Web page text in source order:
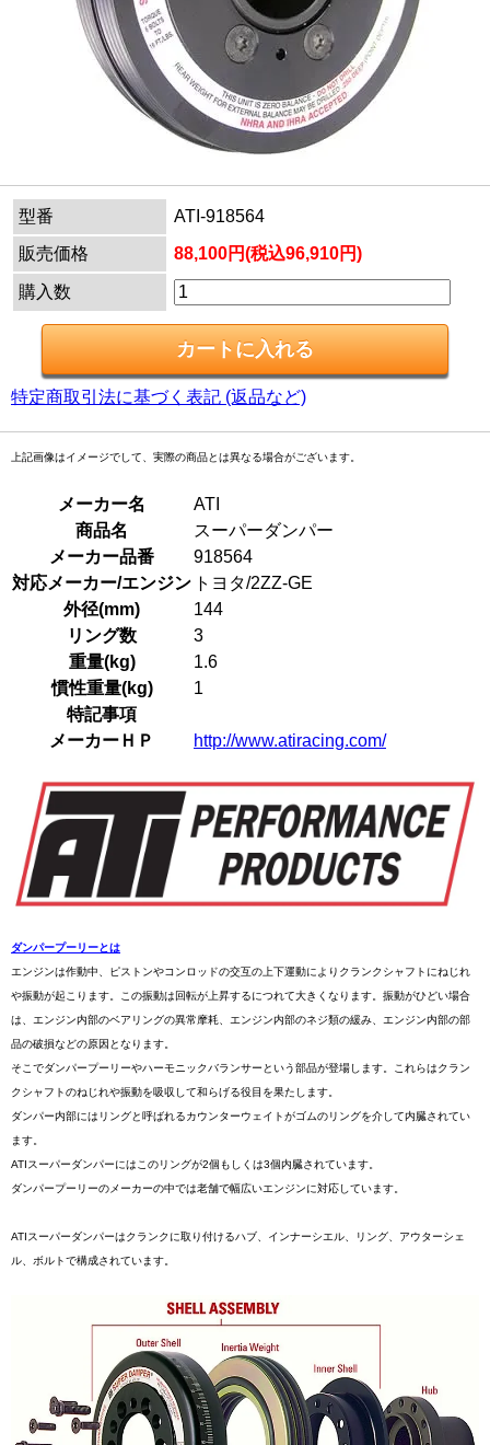
型番
ATI-918564
販売価格
88,100円(税込96,910円)
購入数
特定商取引法に基づく表記 (返品など)
上記画像はイメージでして、実際の商品とは異なる場合がございます。
メーカー名
ATI
商品名
スーパーダンパー
メーカー品番
918564
対応メーカー/エンジン トヨタ/2ZZ-GE
外径(mm)
144
リング数
3
重量(kg)
1.6
慣性重量(kg)
1
特記事項
メーカーＨＰ
http://www.atiracing.com/
ダンパープーリーとは
エンジンは作動中、ピストンやコンロッドの交互の上下運動によりクランクシャフトにねじれ
や振動が起こります。この振動は回転が上昇するにつれて大きくなります。振動がひどい場合
は、エンジン内部のベアリングの異常摩耗、エンジン内部のネジ類の緩み、エンジン内部の部
品の破損などの原因となります。
そこでダンパープーリーやハーモニックバランサーという部品が登場します。これらはクラン
クシャフトのねじれや振動を吸収して和らげる役目を果たします。
ダンパー内部にはリングと呼ばれるカウンターウェイトがゴムのリングを介して内臓されてい
ます。
ATIスーパーダンパーにはこのリングが2個もしくは3個内臓されています。
ダンパープーリーのメーカーの中では老舗で幅広いエンジンに対応しています。
ATIスーパーダンパーはクランクに取り付けるハブ、インナーシエル、リング、アウターシェ
ル、ボルトで構成されています。